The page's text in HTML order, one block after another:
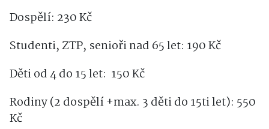
Dospělí: 230 Kč
Studenti, ZTP, senioři nad 65 let: 190 Kč
Děti od 4 do 15 let: 150 Kč
Rodiny (2 dospělí +max. 3 děti do 15ti let): 550
Kč